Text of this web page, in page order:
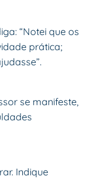
“Notei que os
prática;
se manifeste,
Indique